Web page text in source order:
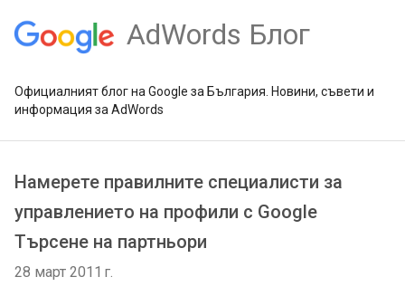
AdWords Блог
Официалният блог на Google за България. Новини, съвети и
информация за AdWords
Намерете правилните специалисти за
управлението на профили с Google
Търсене на партньори
28 март 2011 г.